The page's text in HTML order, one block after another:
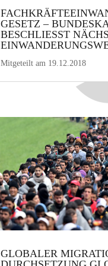
GESETZ –
BESCHLIESST
Mitgeteilt am 19.12.2018
GLOBALER